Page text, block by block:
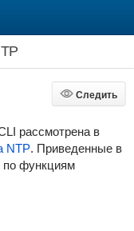
Следить
Следить
рассмотрена в
NTP. Приведенные в
по функциям